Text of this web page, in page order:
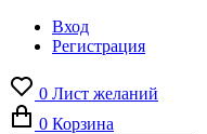
Вход
Регистрация
0 Лист желаний
0 Корзина